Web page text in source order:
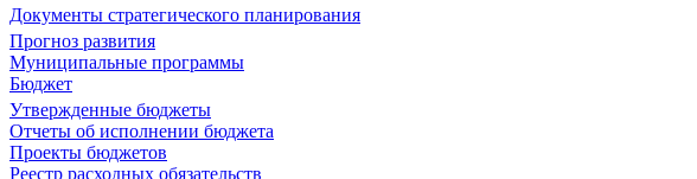
Документы стратегического планирования
Прогноз развития
Муниципальные программы
Бюджет
Утвержденные бюджеты
Отчеты об исполнении бюджета
Проекты бюджетов
Реестр расходных обязательств